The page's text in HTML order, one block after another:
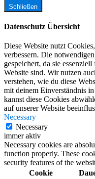
Schließen
Datenschutz Übersicht
Diese Website nutzt
verbessern. Die
gespeichert, da sie
Website sind. Wir nutzen
verstehen, wie du diese
mit deinem Einverständnis
kannst diese Cookies
auf unserer Website
Necessary
Necessary
immer aktiv
Necessary cookies are
function properly. These
security features of the
Cookie